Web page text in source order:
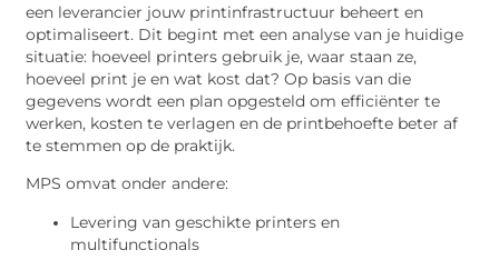
een leverancier jouw printinfrastructuur beheert en
optimaliseert. Dit begint met een analyse van je huidige
situatie: hoeveel printers gebruik je, waar staan ze,
hoeveel print je en wat kost dat? Op basis van die
gegevens wordt een plan opgesteld om efficiënter te
werken, kosten te verlagen en de printbehoefte beter af
te stemmen op de praktijk.
MPS omvat onder andere:
Levering van geschikte printers en
multifunctionals